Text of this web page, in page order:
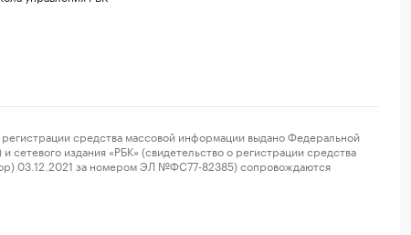
средства массовой информации выдано Федеральной
издания «РБК» (свидетельство о регистрации средства
03.12.2021 за номером ЭЛ №ФС77-82385) сопровождаются